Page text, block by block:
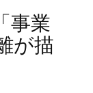
事業
が描